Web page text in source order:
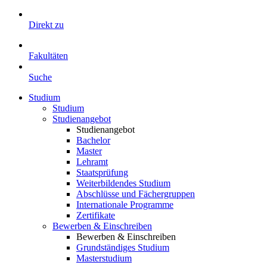
Direkt zu
Fakultäten
Suche
Studium
Studium
Studienangebot
Studienangebot
Bachelor
Master
Lehramt
Staatsprüfung
Weiterbildendes Studium
Abschlüsse und Fächergruppen
Internationale Programme
Zertifikate
Bewerben & Einschreiben
Bewerben & Einschreiben
Grundständiges Studium
Masterstudium